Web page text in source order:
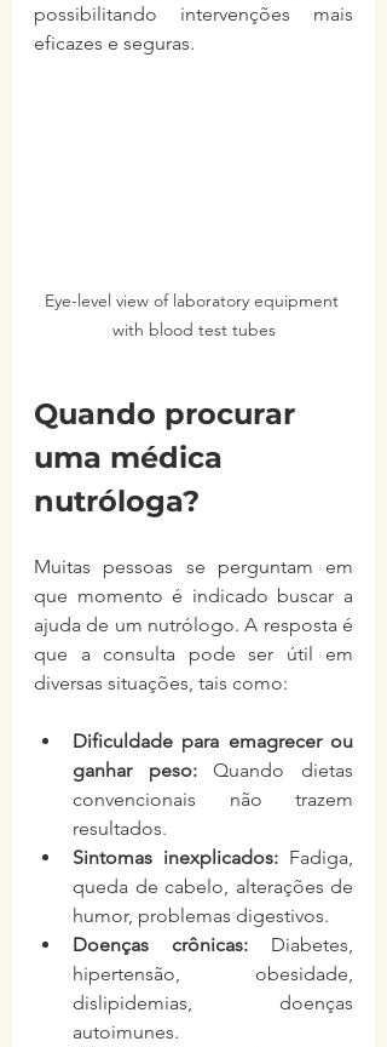
possibilitando intervenções mais
eficazes e seguras.
Eye-level view of laboratory equipment
with blood test tubes
Quando procurar
uma médica
nutróloga?
Muitas pessoas se perguntam em
que momento é indicado buscar a
ajuda de um nutrólogo. A resposta é
que a consulta pode ser útil em
diversas situações, tais como:
Dificuldade para emagrecer ou
ganhar peso: Quando dietas
convencionais não trazem
resultados.
Sintomas inexplicados: Fadiga,
queda de cabelo, alterações de
humor, problemas digestivos.
Doenças crônicas: Diabetes,
hipertensão, obesidade,
dislipidemias, doenças
autoimunes.